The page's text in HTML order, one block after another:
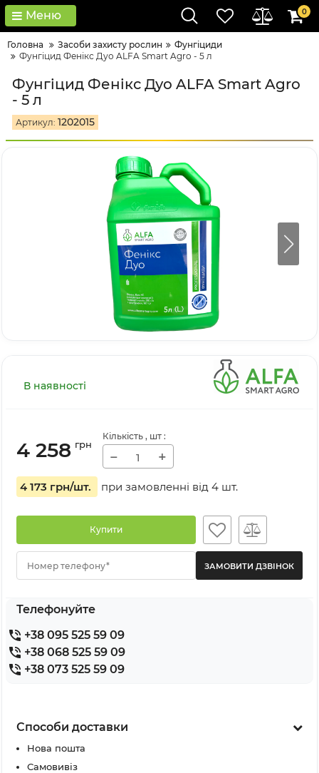
Меню 0
Головна Засоби захисту рослин
Фунгіциди
Фунгіцид Фенікс Дуо ALFA Smart Agro - 5 л
Фунгіцид Фенікс Дуо ALFA Smart Agro
- 5 л
Артикул: 1202015
В наявності
4 258 грн
Кількість , шт :
− +
4 173 грн/шт. при замовленні від 4 шт.
Купити
Номер телефону*
Телефонуйте
+38 095 525 59 09
+38 068 525 59 09
+38 073 525 59 09
Способи доставки
Нова пошта
Самовивіз